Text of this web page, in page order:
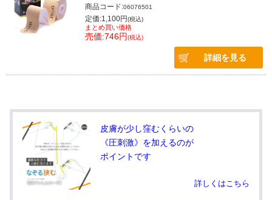
商品コード:06076501
定価:1,100円(税込)
まとめ買い価格
売価:746円(税込)
詳細を見る
皮膚が少し窪むくらいの
《圧刺激》を加えるのが
ポイントです
詳しくはこちら